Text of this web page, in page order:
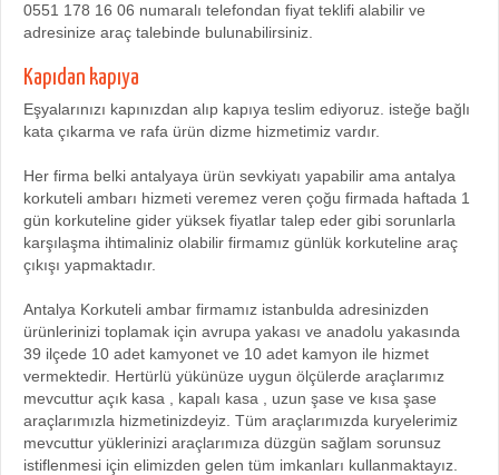
0551 178 16 06 numaralı telefondan fiyat teklifi alabilir ve
adresinize araç talebinde bulunabilirsiniz.
Kapıdan kapıya
Eşyalarınızı kapınızdan alıp kapıya teslim ediyoruz. isteğe bağlı
kata çıkarma ve rafa ürün dizme hizmetimiz vardır.
Her firma belki antalyaya ürün sevkiyatı yapabilir ama antalya
korkuteli ambarı hizmeti veremez veren çoğu firmada haftada 1
gün korkuteline gider yüksek fiyatlar talep eder gibi sorunlarla
karşılaşma ihtimaliniz olabilir firmamız günlük korkuteline araç
çıkışı yapmaktadır.
Antalya Korkuteli ambar firmamız istanbulda adresinizden
ürünlerinizi toplamak için avrupa yakası ve anadolu yakasında
39 ilçede 10 adet kamyonet ve 10 adet kamyon ile hizmet
vermektedir. Hertürlü yükünüze uygun ölçülerde araçlarımız
mevcuttur açık kasa , kapalı kasa , uzun şase ve kısa şase
araçlarımızla hizmetinizdeyiz. Tüm araçlarımızda kuryelerimiz
mevcuttur yüklerinizi araçlarımıza düzgün sağlam sorunsuz
istiflenmesi için elimizden gelen tüm imkanları kullanmaktayız.